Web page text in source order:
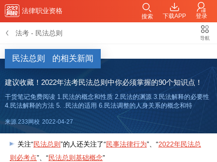
法律职业资格
下载APP 登录
搜索
法考 - 民法总则
导航
民法总则 的相关新闻
建议收藏！2022年法考民法总则中你必须掌握的90个知识点！
干货笔记免费阅读 1.民法的概念和性质 2.民法的渊源 3.民法解释的必要性
4.民法解释的方法 5. .民法的适用 6.民法调整的人身关系的概念和特
来源 233网校 2022-04-27
关注“民法总则”的人还关注了“民事法律行为”、“2022年民法总
则必考点”、“民法总则基础概念”